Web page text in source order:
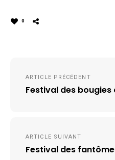
0
ARTICLE PRÉCÉDENT
Festival des bougies
ARTICLE SUIVANT
Festival des